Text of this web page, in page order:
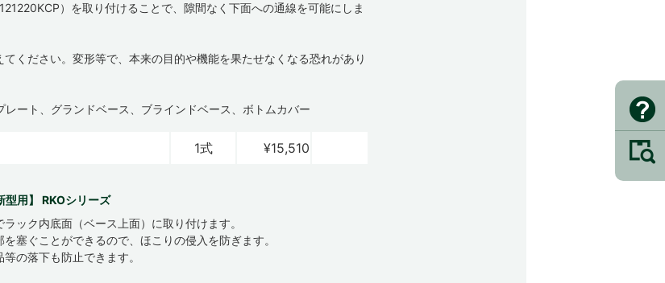
）を取り付けることで、隙間なく下面への通線を可能にしま
ください。変形等で、本来の目的や機能を果たせなくなる恐れがあり
レート、グランドベース、ブラインドベース、ボトムカバー
1式 ¥15,510
型用】 RKOシリーズ
ック内底面（ベース上面）に取り付けます。
塞ぐことができるので、ほこりの侵入を防ぎます。
の落下も防止できます。